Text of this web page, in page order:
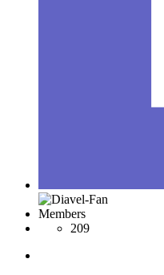
Members
209